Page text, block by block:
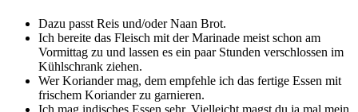
Dazu passt Reis und/oder Naan Brot.
Ich bereite das Fleisch mit der Marinade meist schon am
Vormittag zu und lassen es ein paar Stunden verschlossen im
Kühlschrank ziehen.
Wer Koriander mag, dem empfehle ich das fertige Essen mit
frischem Koriander zu garnieren.